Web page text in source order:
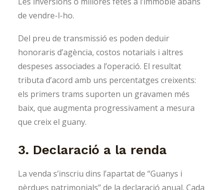
de vendre-l-ho.
Del preu de transmissió es poden deduir
honoraris d’agència, costos notarials i altres
despeses associades a l’operació. El resultat
tributa d’acord amb uns percentatges creixents:
els primers trams suporten un gravamen més
baix, que augmenta progressivament a mesura
que creix el guany.
3. Declaració a la renda
La venda s’inscriu dins l’apartat de “Guanys i
pèrdues patrimonials” de la declaració anual. Cada